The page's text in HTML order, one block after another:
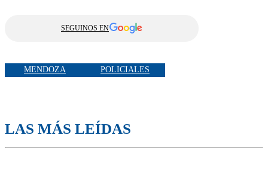
SEGUINOS EN
MENDOZA POLICIALES
LAS MÁS LEÍDAS